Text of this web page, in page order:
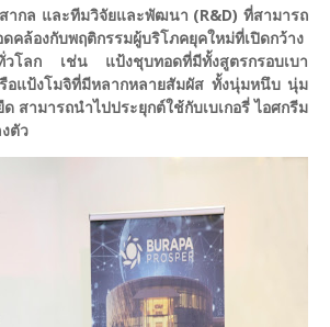
กล และทีมวิจัยและพัฒนา (R&D) ที่สามารถ
ล้องกับพฤติกรรมผู้บริโภคยุคใหม่ที่เปิดกว้าง
ทั่วโลก เช่น แป้งชุบทอดที่มีทั้งสูตรกรอบเบา
อแป้งโมจิที่มีหลากหลายสัมผัส ทั้งนุ่มหนึบ นุ่ม
มารถนำไปประยุกต์ใช้กับเบเกอรี่ ไอศกรีม
ตัว